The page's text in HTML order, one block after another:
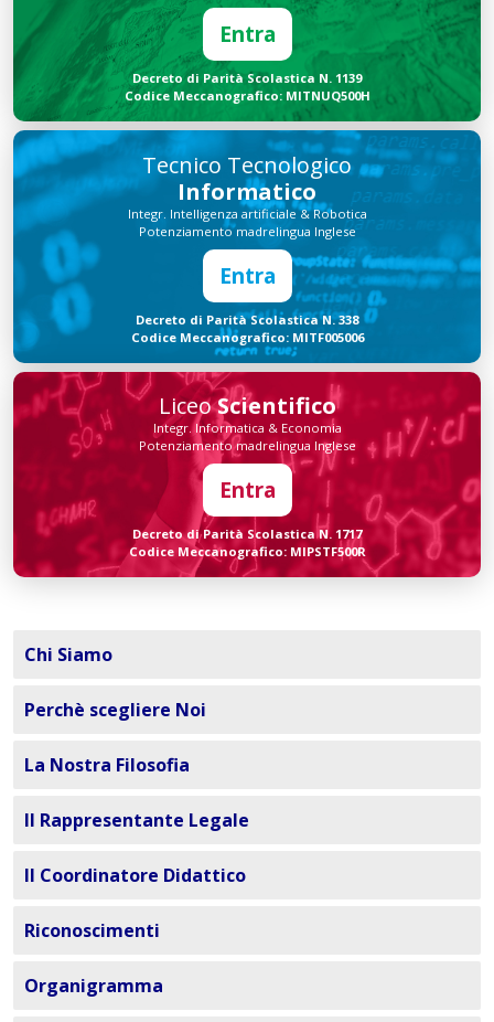
Entra
Decreto di Parità Scolastica N. 1139
Codice Meccanografico: MITNUQ500H
Tecnico Tecnologico
Informatico
Integr. Intelligenza artificiale & Robotica
Potenziamento madrelingua Inglese
Entra
Decreto di Parità Scolastica N. 338
Codice Meccanografico: MITF005006
LiceoScientifico
Integr. Informatica & Economia
Potenziamento madrelingua Inglese
Entra
Decreto di Parità Scolastica N. 1717
Codice Meccanografico: MIPSTF500R
Chi Siamo
Perchè scegliere Noi
La Nostra Filosofia
Il Rappresentante Legale
Il Coordinatore Didattico
Riconoscimenti
Organigramma